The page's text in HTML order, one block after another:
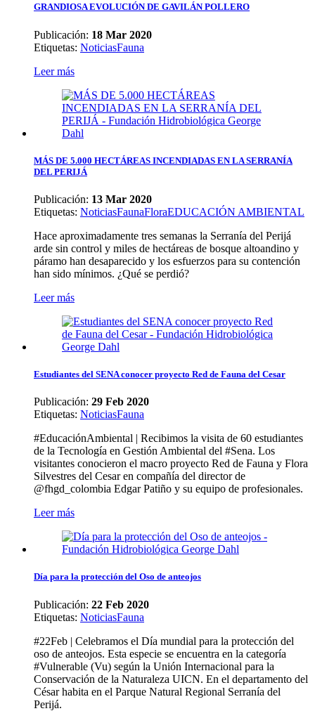
GRANDIOSA EVOLUCIÓN DE GAVILÁN POLLERO
Publicación: 18 Mar 2020
Etiquetas: NoticiasFauna
Leer más
MÁS DE 5.000 HECTÁREAS INCENDIADAS EN LA SERRANÍA
DEL PERIJÁ
Publicación: 13 Mar 2020
Etiquetas: NoticiasFaunaFloraEDUCACIÓN AMBIENTAL
Hace aproximadamente tres semanas la Serranía del Perijá
arde sin control y miles de hectáreas de bosque altoandino y
páramo han desaparecido y los esfuerzos para su contención
han sido mínimos. ¿Qué se perdió?
Leer más
Estudiantes del SENA conocer proyecto Red de Fauna del Cesar
Publicación: 29 Feb 2020
Etiquetas: NoticiasFauna
#EducaciónAmbiental | Recibimos la visita de 60 estudiantes
de la Tecnología en Gestión Ambiental del #Sena. Los
visitantes conocieron el macro proyecto Red de Fauna y Flora
Silvestres del Cesar en compañía del director de
@fhgd_colombia Edgar Patiño y su equipo de profesionales.
Leer más
Día para la protección del Oso de anteojos
Publicación: 22 Feb 2020
Etiquetas: NoticiasFauna
#22Feb | Celebramos el Día mundial para la protección del
oso de anteojos. Esta especie se encuentra en la categoría
#Vulnerable (Vu) según la Unión Internacional para la
Conservación de la Naturaleza UICN. En el departamento del
César habita en el Parque Natural Regional Serranía del
Perijá.